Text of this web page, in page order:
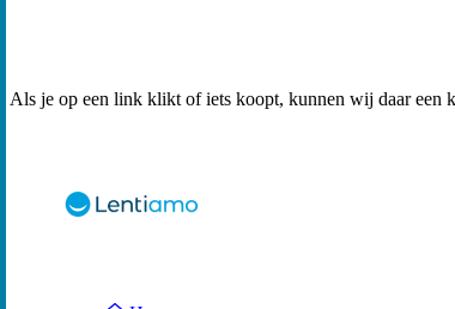
Als je op een link klikt of iets koopt, kunnen wij daar een